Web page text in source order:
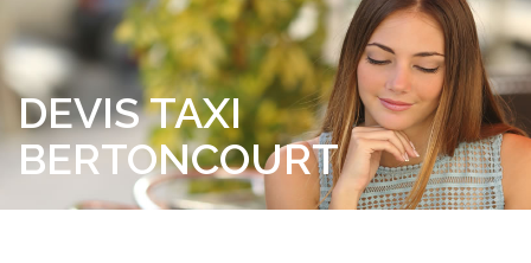
DEVIS TAXI
BERTONCOURT